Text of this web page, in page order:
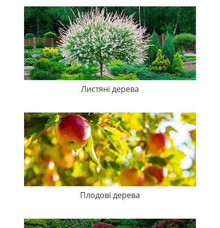
Листяні дерева
Плодові дерева